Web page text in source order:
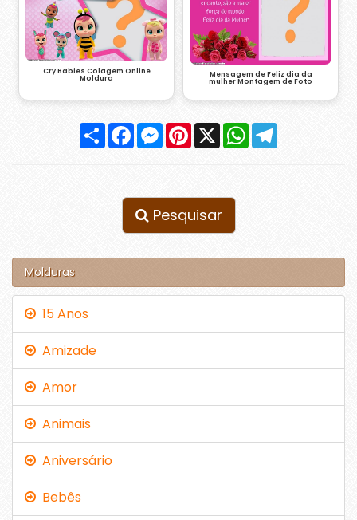
Cry Babies Colagem Online
Moldura Mensagem de Feliz dia da
mulher Montagem de Foto
Compartilhar
FacebookMessenger
Pinterest
X WhatsApp
Pesquisar
Molduras
15 Anos
Amizade
Amor
Animais
Aniversário
Bebês